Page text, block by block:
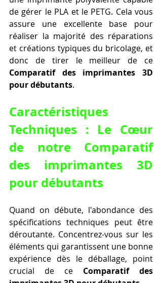
de gérer le PLA et le PETG. Cela vous
assure une excellente base pour
réaliser la majorité des réparations
et créations typiques du bricolage, et
Comparatif des imprimantes 3D
pour débutants.
Caractéristiques
Techniques : Le Cœur
de notre Comparatif
des imprimantes 3D
pour débutants
Quand on débute, l'abondance des
spécifications techniques peut être
déroutante. Concentrez-vous sur les
éléments qui garantissent une bonne
expérience dès le déballage, point
crucial de ce Comparatif des